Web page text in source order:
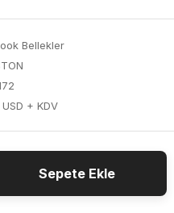
Bellekler
+ KDV
Sepete Ekle